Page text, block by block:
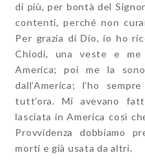
di più, per bontà del
contenti, perché non
Per grazia di Dio, io ho
Chiodi, una veste e
America; poi me la
dall’America; l’ho
tutt’ora. Mi avevano
lasciata in America così
Provvidenza dobbiamo
morti e già usata da altri.